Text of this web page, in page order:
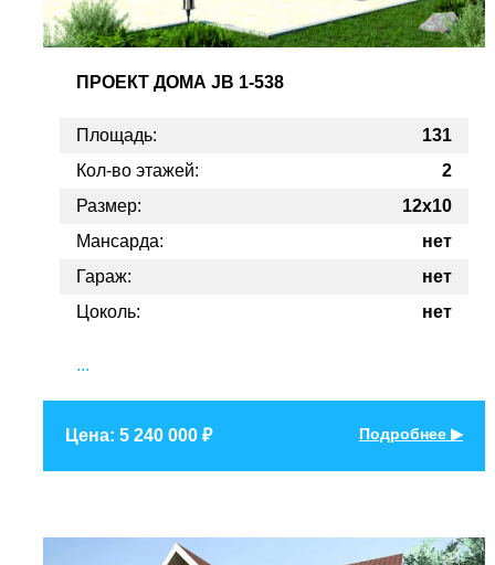
ПРОЕКТ ДОМА JB 1-538
Площадь:
131
Кол-во этажей:
2
Размер:
12x10
Мансарда:
нет
Гараж:
нет
Цоколь:
нет
...
Цена: 5 240 000 ₽ Подробнее ▶